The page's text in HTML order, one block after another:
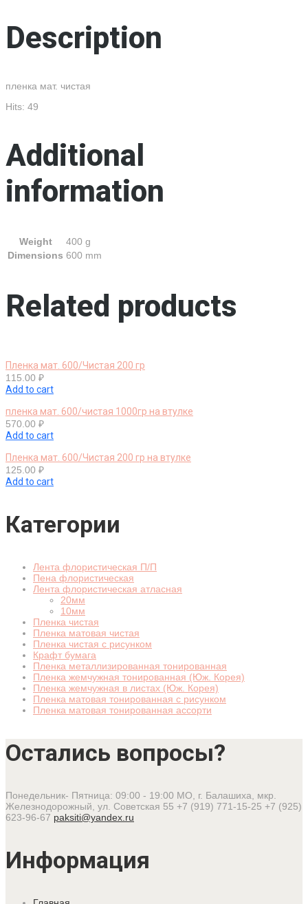
Description
пленка мат. чистая
Hits: 49
Additional
information
Weight
400 g
Dimensions 600 mm
Related products
Пленка мат. 600/Чистая 200 гр
115.00 ₽
Add to cart
пленка мат. 600/чистая 1000гр на втулке
570.00 ₽
Add to cart
Пленка мат. 600/Чистая 200 гр на втулке
125.00 ₽
Add to cart
Категории
Лента флористическая П/П
Пена флористическая
Лента флористическая атласная
20мм
10мм
Пленка чистая
Пленка матовая чистая
Пленка чистая с рисунком
Крафт бумага
Пленка металлизированная тонированная
Пленка жемчужная тонированная (Юж. Корея)
Пленка жемчужная в листах (Юж. Корея)
Пленка матовая тонированная с рисунком
Пленка матовая тонированная ассорти
Остались вопросы?
Понедельник- Пятница: 09:00 - 19:00 МО, г. Балашиха, мкр.
Железнодорожный, ул. Советская 55 +7 (919) 771-15-25 +7 (925)
623-96-67 paksiti@yandex.ru
Информация